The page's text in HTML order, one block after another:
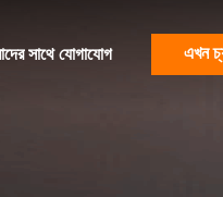
সাথে যোগাযোগ এখন